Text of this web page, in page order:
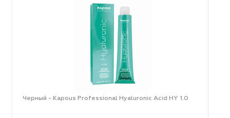
Черный - Kapous Professional Hyaluronic Acid HY 1.0